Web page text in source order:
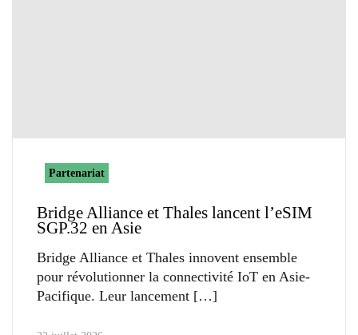
Partenariat
Bridge Alliance et Thales lancent l’eSIM
SGP.32 en Asie
Bridge Alliance et Thales innovent ensemble
pour révolutionner la connectivité IoT en Asie-
Pacifique. Leur lancement